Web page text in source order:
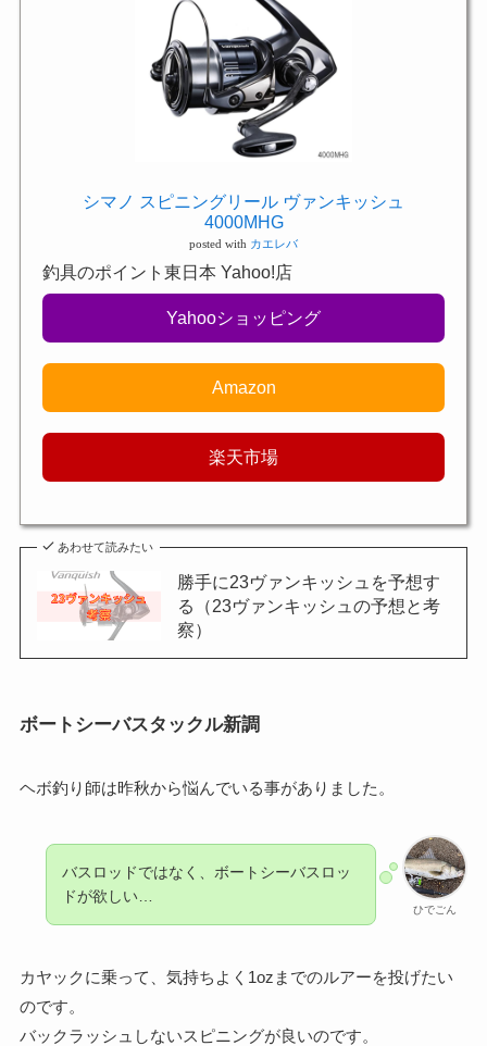
シマノ スピニングリール ヴァンキッシュ
4000MHG
posted with カエレバ
釣具のポイント東日本 Yahoo!店
Yahooショッピング
Amazon
楽天市場
あわせて読みたい
勝手に23ヴァンキッシュを予想す
る（23ヴァンキッシュの予想と考
察）
ボートシーバスタックル新調
ヘボ釣り師は昨秋から悩んでいる事がありました。
ひでごん
バスロッドではなく、ボートシーバスロッ
ドが欲しい…
カヤックに乗って、気持ちよく1ozまでのルアーを投げたい
のです。
バックラッシュしないスピニングが良いのです。